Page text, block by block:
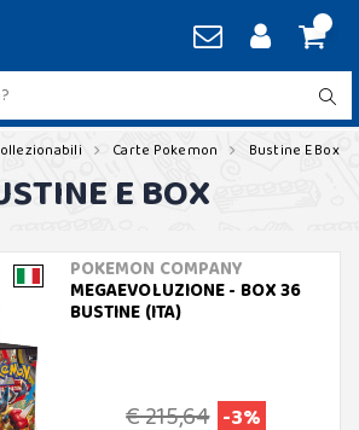
Carte Pokemon Bustine E Box
E BOX
POKEMON COMPANY
MEGAEVOLUZIONE - BOX 36
BUSTINE (ITA)
€ 215,64 -3%